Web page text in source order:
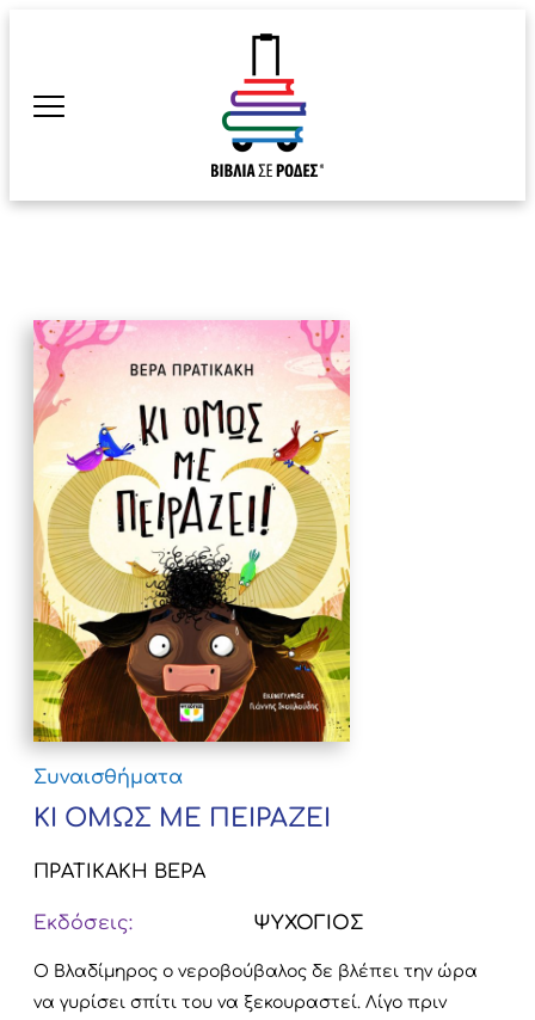
Συναισθήματα
ΚΙ ΟΜΩΣ ΜΕ ΠΕΙΡΑΖΕΙ
ΠΡΑΤΙΚΑΚΗ ΒΕΡΑ
Εκδόσεις: ΨΥΧΟΓΙΟΣ
Ο Βλαδίμηρος ο νεροβούβαλος δε βλέπει την ώρα
να γυρίσει σπίτι του να ξεκουραστεί. Λίγο πριν